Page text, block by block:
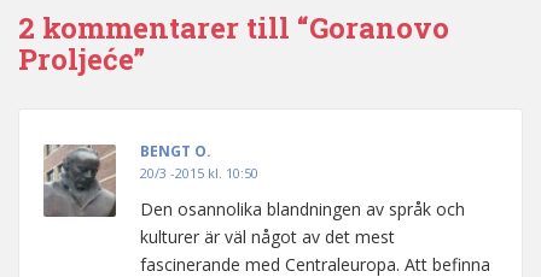
2 kommentarer till “Goranovo
Proljeće”
BENGT O.
20/3 -2015 kl. 10:50
Den osannolika blandningen av språk och
kulturer är väl något av det mest
fascinerande med Centraleuropa. Att befinna